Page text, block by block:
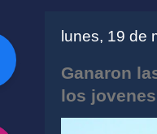
lunes, 19 de
Ganaron
los